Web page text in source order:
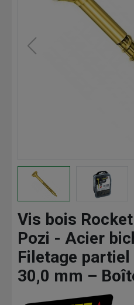
Vis bois
Pozi - Acier
Filetage
30,0 mm –